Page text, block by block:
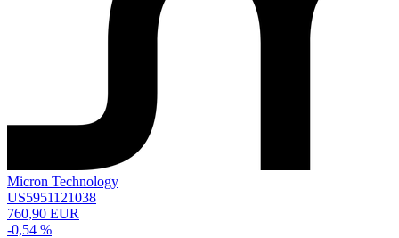
Micron Technology
US5951121038
760,90 EUR
-0,54 %